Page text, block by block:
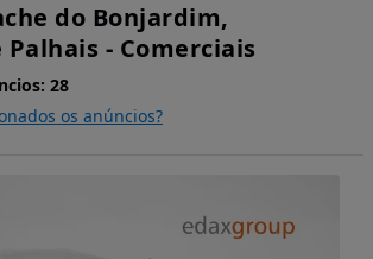
do Bonjardim,
- Comerciais
28
os anúncios?